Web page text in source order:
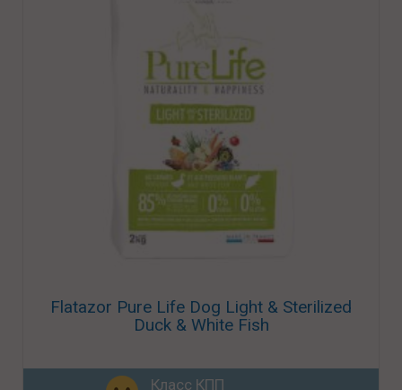
Flatazor Pure Life Dog Light & Sterilized
Duck & White Fish
Класс КПП